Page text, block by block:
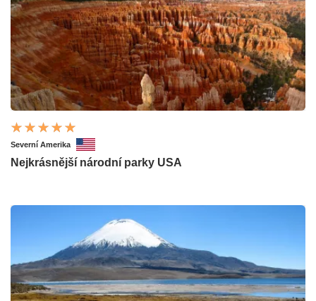
Severní Amerika
Nejkrásnější národní parky USA